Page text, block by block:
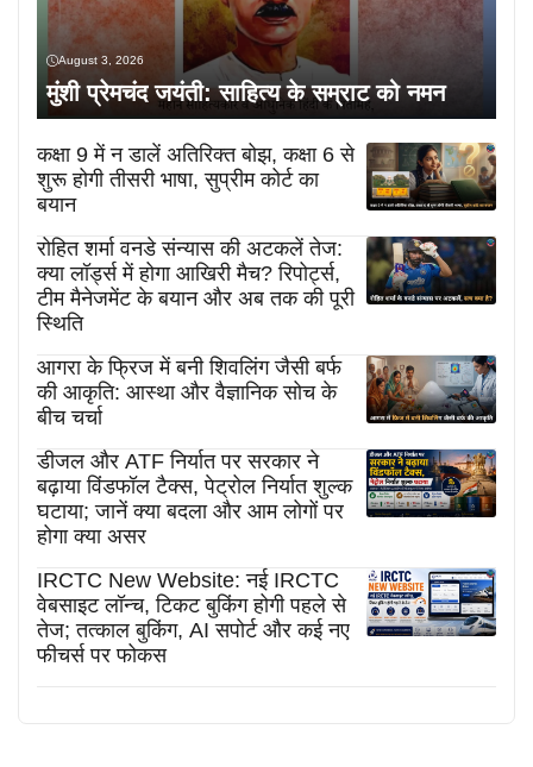
August 3, 2026
मुंशी प्रेमचंद जयंती: साहित्य के सम्राट को नमन
कक्षा 9 में न डालें अतिरिक्त बोझ, कक्षा 6 से
शुरू होगी तीसरी भाषा, सुप्रीम कोर्ट का
बयान
रोहित शर्मा वनडे संन्यास की अटकलें तेज:
क्या लॉर्ड्स में होगा आखिरी मैच? रिपोर्ट्स,
टीम मैनेजमेंट के बयान और अब तक की पूरी
स्थिति
आगरा के फ्रिज में बनी शिवलिंग जैसी बर्फ
की आकृति: आस्था और वैज्ञानिक सोच के
बीच चर्चा
डीजल और ATF निर्यात पर सरकार ने
बढ़ाया विंडफॉल टैक्स, पेट्रोल निर्यात शुल्क
घटाया; जानें क्या बदला और आम लोगों पर
होगा क्या असर
IRCTC New Website: नई IRCTC
वेबसाइट लॉन्च, टिकट बुकिंग होगी पहले से
तेज; तत्काल बुकिंग, AI सपोर्ट और कई नए
फीचर्स पर फोकस